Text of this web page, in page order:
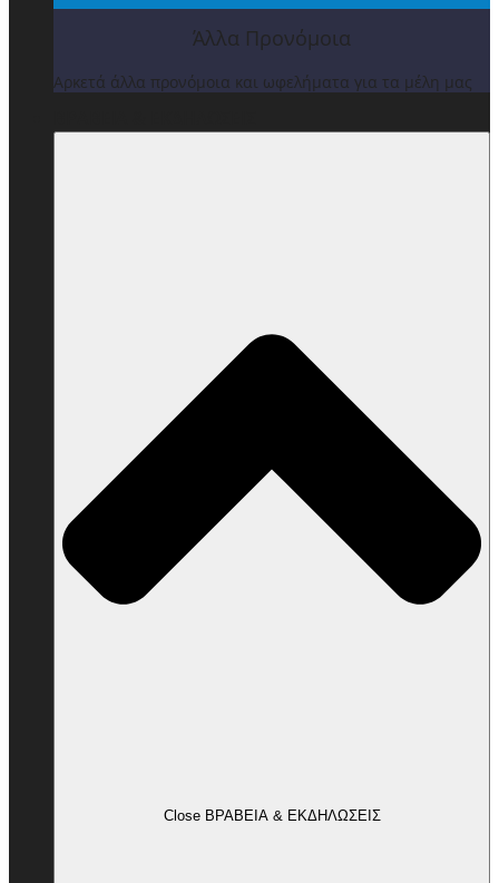
Άλλα Προνόμοια
Αρκετά άλλα προνόμοια και ωφελήματα για τα μέλη μας
Close ΒΡΑΒΕΙΑ & ΕΚΔΗΛΩΣΕΙΣ